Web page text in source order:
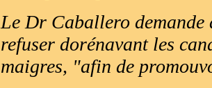
Le Dr Caballero demande
refuser dorénavant les
maigres, "afin de